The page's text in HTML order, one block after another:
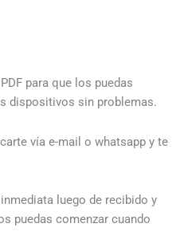
para que los puedas
dispositivos sin problemas.
vía e-mail o whatsapp y te
luego de recibido y
puedas comenzar cuando